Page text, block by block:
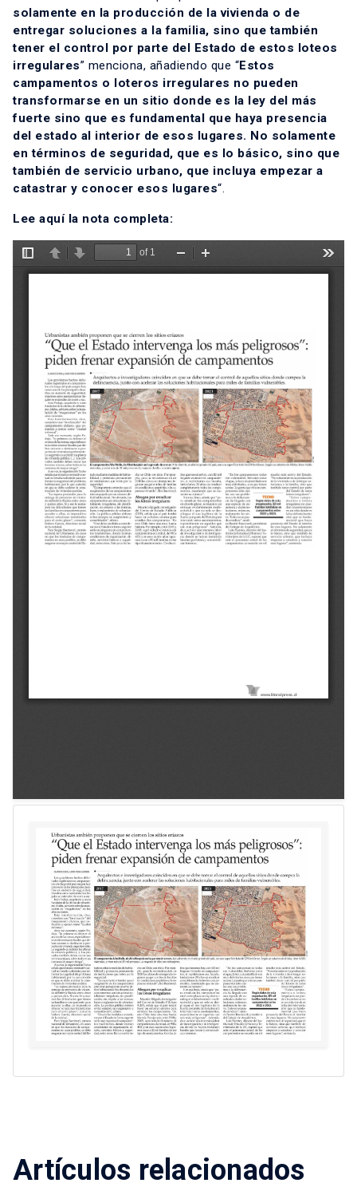
solamente en la producción de la vivienda o de
entregar soluciones a la familia, sino que también
tener el control por parte del Estado de estos loteos
irregulares” menciona, añadiendo que “Estos
campamentos o loteros irregulares no pueden
transformarse en un sitio donde es la ley del más
fuerte sino que es fundamental que haya presencia
del estado al interior de esos lugares. No solamente
en términos de seguridad, que es lo básico, sino que
también de servicio urbano, que incluya empezar a
catastrar y conocer esos lugares“.
Lee aquí la nota completa:
Artículos relacionados